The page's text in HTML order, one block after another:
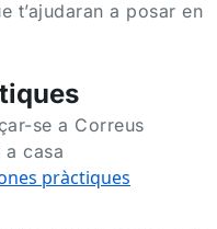
t’ajudaran a posar en
se a Correus
a casa
pràctiques